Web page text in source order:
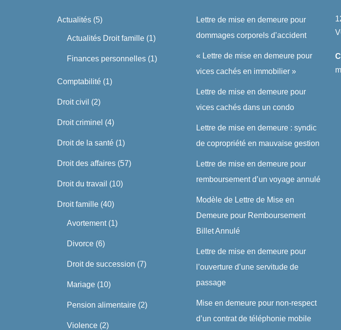
Actualités (5)
Actualités Droit famille (1)
Finances personnelles (1)
Comptabilité (1)
Droit civil (2)
Droit criminel (4)
Droit de la santé (1)
Droit des affaires (57)
Droit du travail (10)
Droit famille (40)
Avortement(1)
Divorce (6)
Droit de succession (7)
Mariage (10)
Pension alimentaire (2)
Violence (2)
Lettre de mise en demeure pour
dommages corporels d’accident
« Lettre de mise en demeure pour
vices cachés en immobilier »
Lettre de mise en demeure pour
vices cachés dans un condo
Lettre de mise en demeure : syndic
de copropriété en mauvaise gestion
Lettre de mise en demeure pour
remboursement d’un voyage annulé
Modèle de Lettre de Mise en
Demeure pour Remboursement
Billet Annulé
Lettre de mise en demeure pour
l’ouverture d’une servitude de
passage
Mise en demeure pour non-respect
d’un contrat de téléphonie mobile